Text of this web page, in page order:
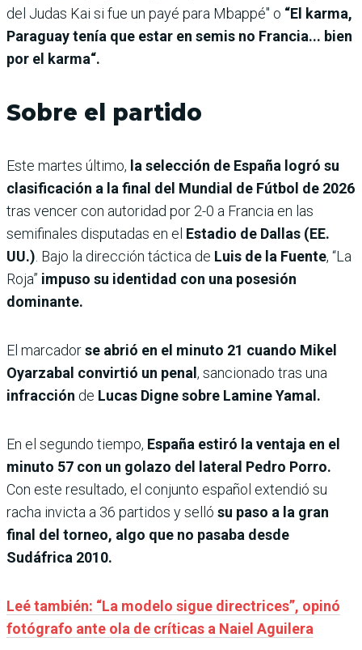
del Judas Kai si fue un payé para Mbappé" o “El karma,
Paraguay tenía que estar en semis no Francia... bien
por el karma“.
Sobre el partido
Este martes último, la selección de España logró su
clasificación a la final del Mundial de Fútbol de 2026
tras vencer con autoridad por 2-0 a Francia en las
semifinales disputadas en el Estadio de Dallas (EE.
UU.) . Bajo la dirección táctica de Luis de la Fuente, “La
Roja” impuso su identidad con una posesión
dominante.
El marcadorse abrió en el minuto 21 cuando Mikel
Oyarzabal convirtió un penal , sancionado tras una
infracción de Lucas Digne sobre Lamine Yamal.
En el segundo tiempo, España estiró la ventaja en el
minuto 57 con un golazo del lateral Pedro Porro.
Con este resultado, el conjunto español extendió su
racha invicta a 36 partidos y selló su paso a la gran
final del torneo, algo que no pasaba desde
Sudáfrica 2010.
Leé también: “La modelo sigue directrices”, opinó
fotógrafo ante ola de críticas a Naiel Aguilera